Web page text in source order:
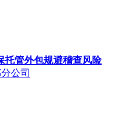
托管外包规避稽查风险
公司